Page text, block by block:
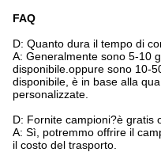
FAQ
D: Quanto dura il tempo di
A: Generalmente sono 5-10
disponibile.oppure sono 10-
disponibile, è in base alla
personalizzate.
D: Fornite campioni?è gratis
A: Sì, potremmo offrire il
il costo del trasporto.